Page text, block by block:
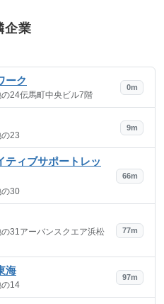
企業
ーク
24伝馬町中央ビル7階
0m
23
9m
ティブサポートレッ
の30
66m
31アーバンスクエア浜松
77m
海
の14
97m